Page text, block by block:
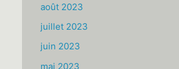
août 2023
juillet 2023
juin 2023
mai 2023